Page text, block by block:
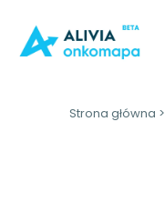
Strona główna >